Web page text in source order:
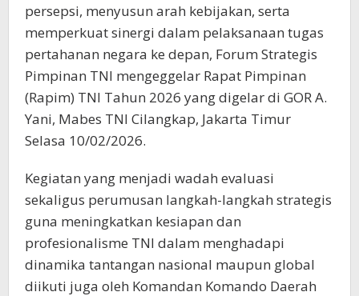
persepsi, menyusun arah kebijakan, serta
memperkuat sinergi dalam pelaksanaan tugas
pertahanan negara ke depan, Forum Strategis
Pimpinan TNI mengeggelar Rapat Pimpinan
(Rapim) TNI Tahun 2026 yang digelar di GOR A.
Yani, Mabes TNI Cilangkap, Jakarta Timur
Selasa 10/02/2026.
Kegiatan yang menjadi wadah evaluasi
sekaligus perumusan langkah-langkah strategis
guna meningkatkan kesiapan dan
profesionalisme TNI dalam menghadapi
dinamika tantangan nasional maupun global
diikuti juga oleh Komandan Komando Daerah